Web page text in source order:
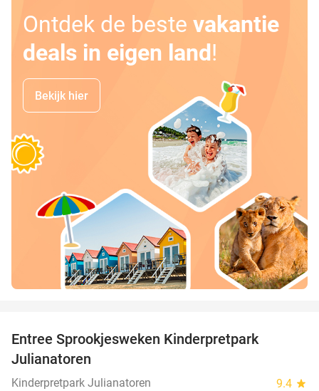
Ontdek de beste vakantie
deals in eigen land!
Bekijk hier
Entree Sprookjesweken Kinderpretpark
Julianatoren
Kinderpretpark Julianatoren 9.4 star